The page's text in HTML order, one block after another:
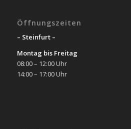
Öffnungszeiten
– Steinfurt –
Montag bis Freitag
08:00 – 12:00 Uhr
14:00 – 17:00 Uhr